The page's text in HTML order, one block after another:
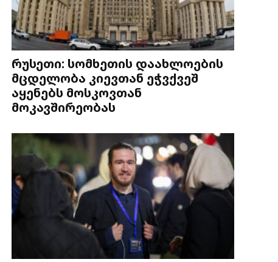
რუსეთი: სომხეთის დაახლოების
მცდელობა კიევთან ეჭვქვეშ
აყენებს მოსკოვთან
მოკავშირეობას